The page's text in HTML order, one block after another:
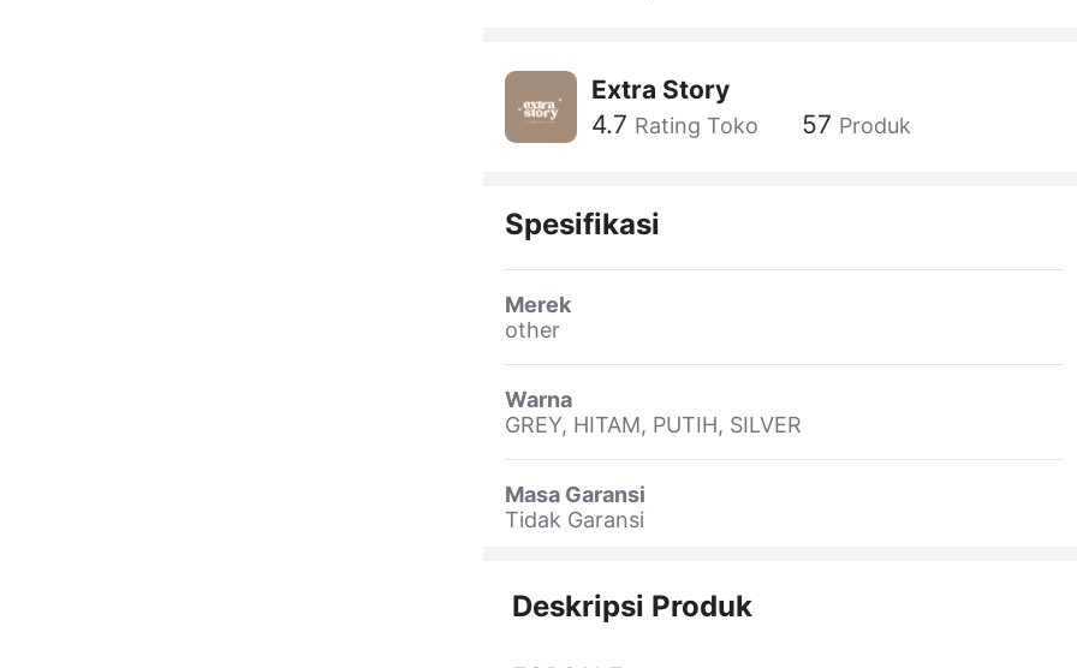
Extra Story
4.7 Rating Toko 57 Produk
Spesifikasi
Merek
other
Warna
GREY, HITAM, PUTIH, SILVER
Masa Garansi
Tidak Garansi
Deskripsi Produk